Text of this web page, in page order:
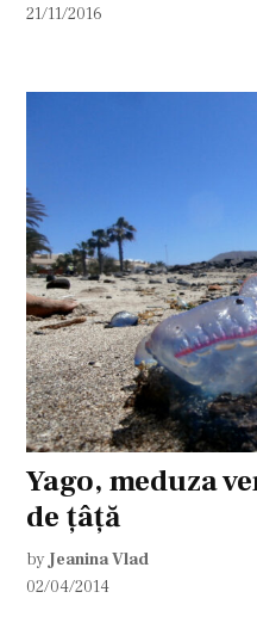
21/11/2016
Yago, meduza
de țâță
by Jeanina Vlad
02/04/2014